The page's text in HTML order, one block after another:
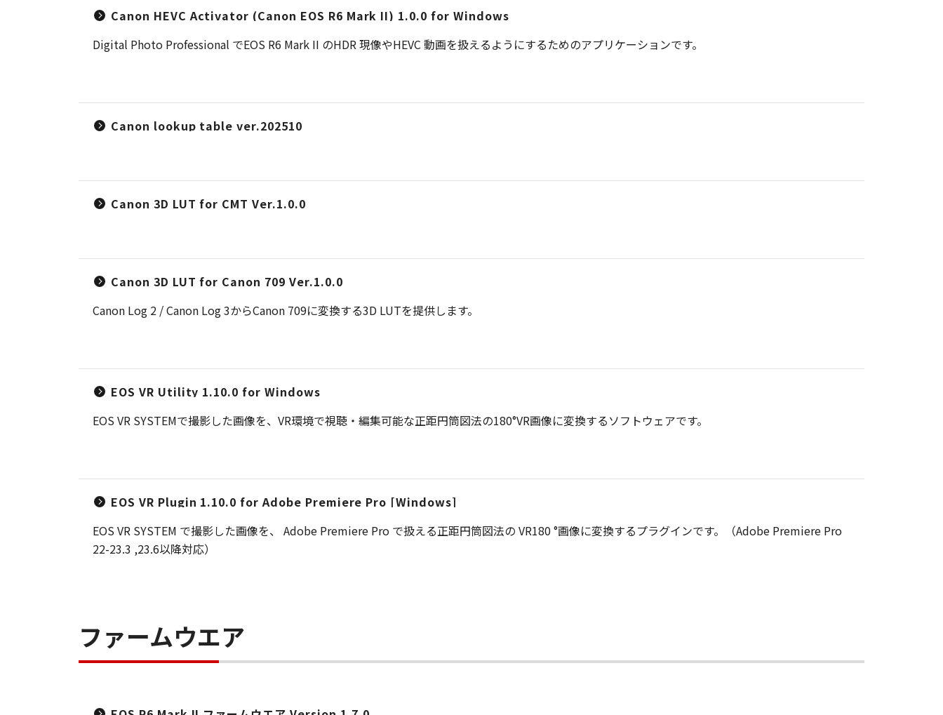
Canon HEVC Activator (Canon EOS R6 Mark II) 1.0.0 for Windows
Digital Photo Professional でEOS R6 Mark II のHDR 現像やHEVC 動画を扱えるようにするためのアプリケーションです。
Canon lookup table ver.202510
Canon 3D LUT for CMT Ver.1.0.0
Canon 3D LUT for Canon 709 Ver.1.0.0
Canon Log 2 / Canon Log 3からCanon 709に変換する3D LUTを提供します。
EOS VR Utility 1.10.0 for Windows
EOS VR SYSTEMで撮影した画像を、VR環境で視聴・編集可能な正距円筒図法の180°VR画像に変換するソフトウェアです。
EOS VR Plugin 1.10.0 for Adobe Premiere Pro [Windows]
EOS VR SYSTEM で撮影した画像を、 Adobe Premiere Pro で扱える正距円筒図法の VR180 °画像に変換するプラグインです。（Adobe Premiere Pro
22-23.3 ,23.6以降対応）
ファームウエア